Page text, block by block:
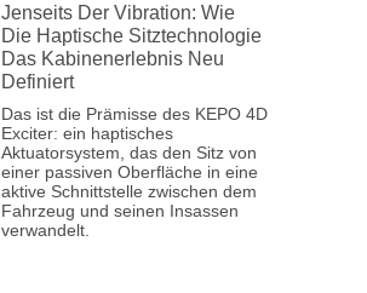
Jenseits Der Vibration: Wie
Die Haptische Sitztechnologie
Das Kabinenerlebnis Neu
Definiert
Das ist die Prämisse des KEPO 4D
Exciter: ein haptisches
Aktuatorsystem, das den Sitz von
einer passiven Oberfläche in eine
aktive Schnittstelle zwischen dem
Fahrzeug und seinen Insassen
verwandelt.